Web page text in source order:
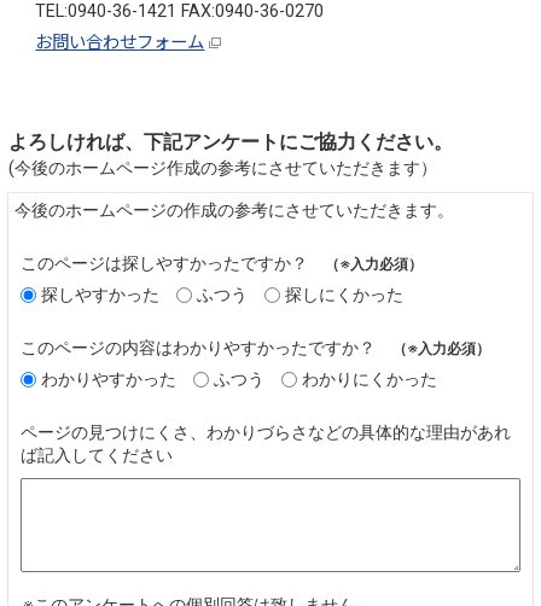
TEL:0940-36-1421 FAX:0940-36-0270
お問い合わせフォーム